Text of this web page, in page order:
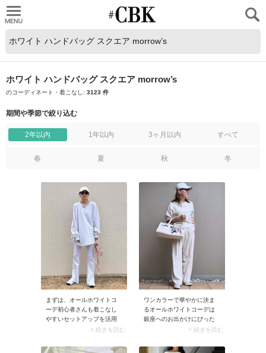
ホワイト ハンドバッグ スクエア morrow’s
のコーディネート・着こなし: 3123 件
期間や季節で絞り込む
2年以内 1年以内 3ヶ月以内 すべて
春 夏 秋 冬
まずは、オールホワイトコ
ーデ初心者さんも着こなし
やすいセットアップを活用
したスタイリングをご紹
るセットアップを使えば、
> 続きを読む
ワンカラーで華やかに決ま
るオールホワイトコーデは
銀座へのお出かけにぴった
り。ニット×ワイドパンツで
ャップやスニーカーでカジ
> 続きを読む